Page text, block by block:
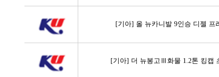
[기아] 올 뉴카니발 9인승 디젤 프
[기아] 더 뉴봉고Ⅲ화물 1.2톤 킹캡